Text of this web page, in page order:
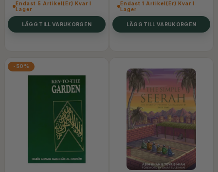
Endast 5 Artikel(er) Kvar I
Lager
LÄGG TILL VARUKORGEN
Endast 1 Artikel(er) Kvar I
Lager
LÄGG TILL VARUKORGEN
-50%